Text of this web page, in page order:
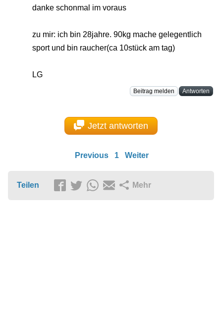
danke schonmal im voraus
zu mir: ich bin 28jahre. 90kg mache gelegentlich
sport und bin raucher(ca 10stück am tag)
LG
Beitrag melden Antworten
Jetzt antworten
Previous 1 Weiter
Teilen Mehr